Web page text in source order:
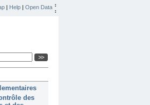
| Help | Open Data
des